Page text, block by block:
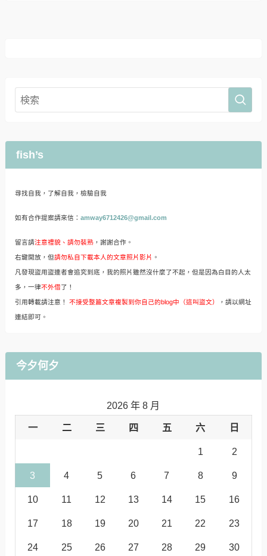
fish’s
尋找自我，了解自我，檢驗自我
如有合作提案請來信： amway6712426@gmail.com
留言請注意禮貌、請勿裝熟，謝謝合作。
右鍵開放，但請勿私自下載本人的文章照片影片 。
凡發現盜用盜連者會追究到底，我的照片雖然沒什麼了不起，但是因為白目的人太
多，一律不外借了！
引用轉載請注意！ 不接受整篇文章複製到你自己的blog中（這叫盜文） ，請以網址
連結即可。
今夕何夕
2026 年 8 月
一 二 三 四 五 六 日
1 2
3 4 5 6 7 8 9
10 11 12 13 14 15 16
17 18 19 20 21 22 23
24 25 26 27 28 29 30